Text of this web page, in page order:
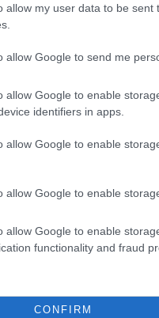
allow my user data to be
allow Google to send me
allow Google to enable
identifiers in apps.
allow Google to enable
allow Google to enable
allow Google to enable
functionality and fraud
CONFIRM
straniwww.polnizagona.si
nagrade.
potrebna.